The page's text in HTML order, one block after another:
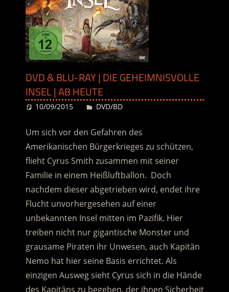
DVD & BLU-RAY | DIE GEHEIMNISVOLLE
INSEL | AB HEUTE
10/09/2015 Desiree
DVD/BD
Um sich vor den Gefahren des
Amerikanischen Bürgerkrieges zu schützen,
flieht Cyrus Smith zusammen mit seiner
Familie in einem Heißluftballon. Doch
nachdem dieser abgetrieben wird, endet ihre
Flucht unvorhergesehen auf einer
unbekannten Insel mitten im Pazifik. Hier
treiben nicht nur gigantische Monster und
grausame Piraten ihr Unwesen, auch Kapitän
Nemo hat hier seine Basis errichtet. Als
einzigen Ausweg sieht Cyrus sich in die Hände
des Kapitäns zu begeben, der ihnen Sicherheit